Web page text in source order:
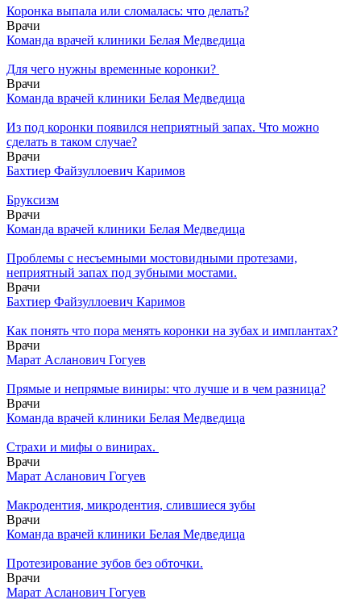
Коронка выпала или сломалась: что делать?
Врачи
Команда врачей клиники Белая Медведица
Для чего нужны временные коронки?
Врачи
Команда врачей клиники Белая Медведица
Из под коронки появился неприятный запах. Что можно
сделать в таком случае?
Врачи
Бахтиер Файзуллоевич Каримов
Бруксизм
Врачи
Команда врачей клиники Белая Медведица
Проблемы с несъемными мостовидными протезами,
неприятный запах под зубными мостами.
Врачи
Бахтиер Файзуллоевич Каримов
Как понять что пора менять коронки на зубах и имплантах?
Врачи
Марат Асланович Гогуев
Прямые и непрямые виниры: что лучше и в чем разница?
Врачи
Команда врачей клиники Белая Медведица
Страхи и мифы о винирах.
Врачи
Марат Асланович Гогуев
Макродентия, микродентия, слившиеся зубы
Врачи
Команда врачей клиники Белая Медведица
Протезирование зубов без обточки.
Врачи
Марат Асланович Гогуев